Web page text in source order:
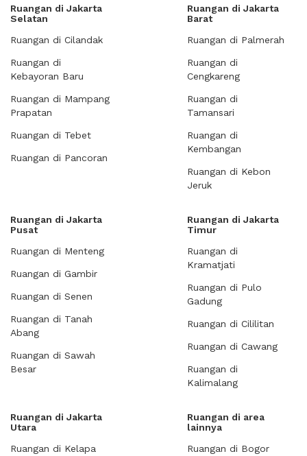
Ruangan di Jakarta
Selatan
Ruangan di Cilandak
Ruangan di
Kebayoran Baru
Ruangan di Mampang
Prapatan
Ruangan di Tebet
Ruangan di Pancoran
Ruangan di Jakarta
Barat
Ruangan di Palmerah
Ruangan di
Cengkareng
Ruangan di
Tamansari
Ruangan di
Kembangan
Ruangan di Kebon
Jeruk
Ruangan di Jakarta
Pusat
Ruangan di Menteng
Ruangan di Gambir
Ruangan di Senen
Ruangan di Tanah
Abang
Ruangan di Sawah
Besar
Ruangan di Jakarta
Timur
Ruangan di
Kramatjati
Ruangan di Pulo
Gadung
Ruangan di Cililitan
Ruangan di Cawang
Ruangan di
Kalimalang
Ruangan di Jakarta
Utara
Ruangan di Kelapa
Ruangan di area
lainnya
Ruangan di Bogor